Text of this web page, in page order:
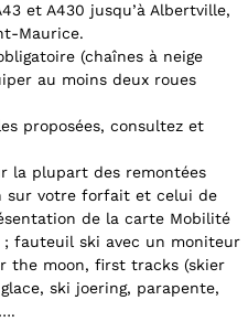
et A430 jusqu’à Albertville,
Maurice.
(chaînes à neige
au moins deux roues
proposées, consultez et
la plupart des remontées
sur votre forfait et celui de
de la carte Mobilité
; fauteuil ski avec un moniteur
the moon, first tracks (skier
ski joering, parapente,